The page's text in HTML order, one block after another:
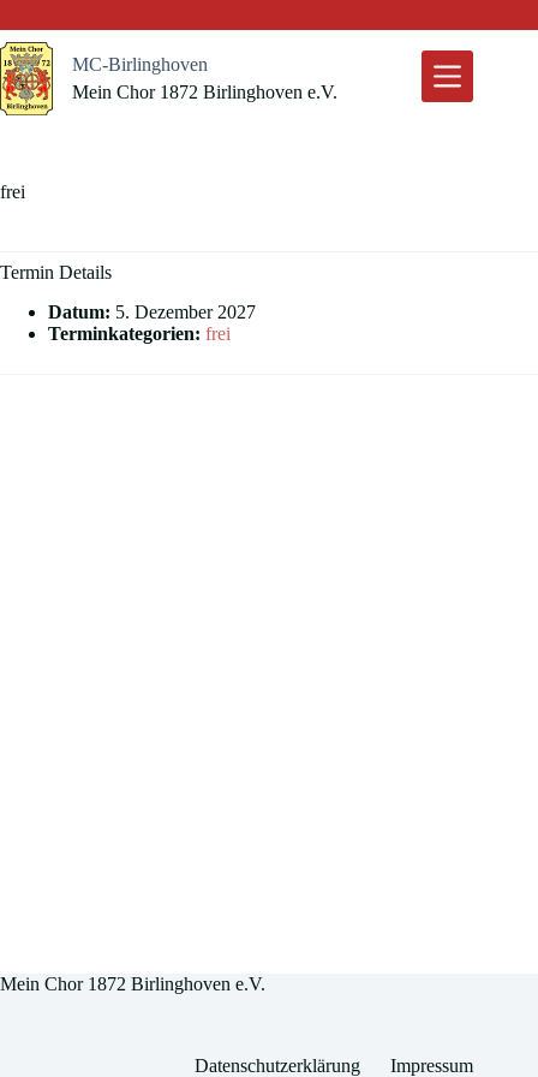
Inhalt
springen
MC-Birlinghoven
Mein Chor 1872 Birlinghoven e.V.
frei
Termin Details
Datum: 5. Dezember 2027
Terminkategorien: frei
Mein Chor 1872 Birlinghoven e.V.
Datenschutzerklärung Impressum